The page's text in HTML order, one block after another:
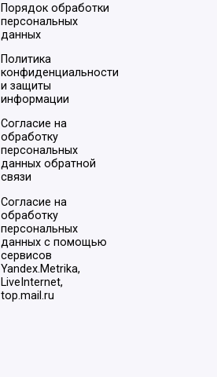
Порядок обработки
персональных
данных
Политика
конфиденциальности
и защиты
информации
Согласие на
обработку
персональных
данных обратной
связи
Согласие на
обработку
персональных
данных с помощью
сервисов
Yandex.Metrika,
LiveInternet,
top.mail.ru